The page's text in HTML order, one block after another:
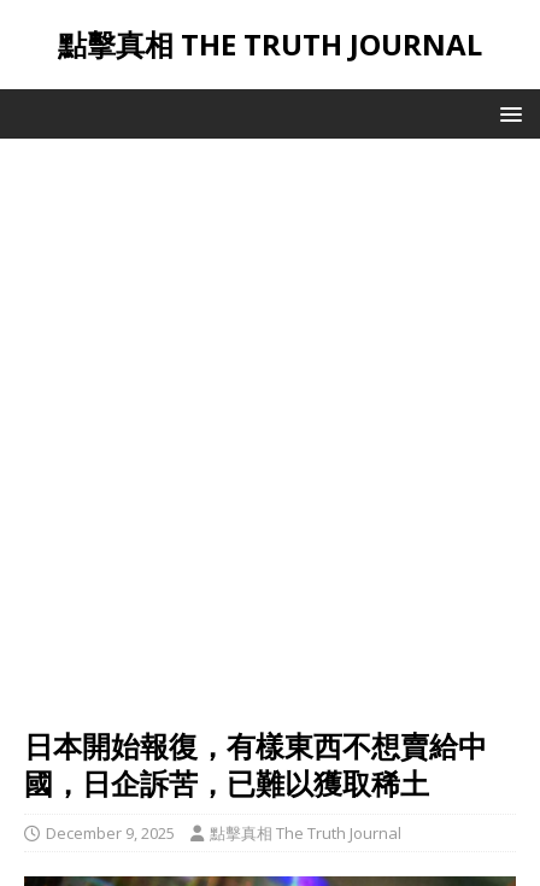
點擊真相 THE TRUTH JOURNAL
日本開始報復，有樣東西不想賣給中
國，日企訴苦，已難以獲取稀土
December 9, 2025 點擊真相 The Truth Journal